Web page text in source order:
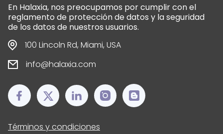
En Halaxia, nos preocupamos por cumplir con el
reglamento de protección de datos y la seguridad
de los datos de nuestros usuarios.
100 Lincoln Rd, Miami, USA
info@halaxia.com
Términos y condiciones